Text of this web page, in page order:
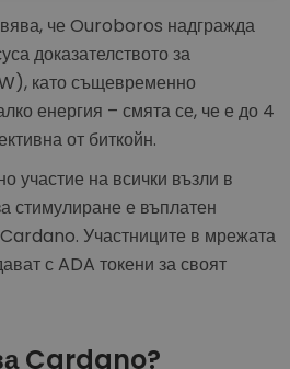
че Ouroboros надгражда
доказателството за
като същевременно
енергия – смята се, че е до 4
от биткойн.
участие на всички възли в
стимулиране е въплатен
Участниците в мрежата
с ADA токени за своят
Cardano?